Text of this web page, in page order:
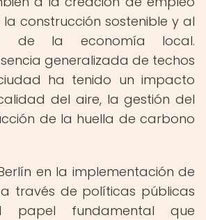
construcción sostenible y al
de la economía local.
generalizada de techos
ha tenido un impacto
del aire, la gestión del
de la huella de carbono
en la implementación de
través de políticas públicas
papel fundamental que